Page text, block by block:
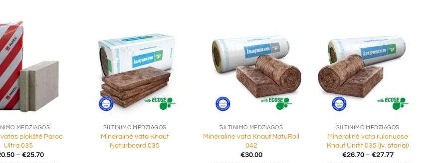
MEDŽIAGOS
plokštė Paroc
Ultra 035
– €25.70Price
ŠILTINIMO MEDŽIAGOS
Mineralinė vata Knauf
Naturboard 035
ŠILTINIMO MEDŽIAGOS
Mineralinė vata Knauf NatuRoll
042
€30.00
ŠILTINIMO MEDŽIAGOS
Mineralinė vata rulonuose
Knauf Unifit 035 (įv. storiai)
€26.70 – €27.77Price